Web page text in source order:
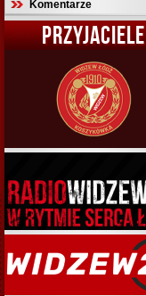
Komentarze
PRZYJACIELE